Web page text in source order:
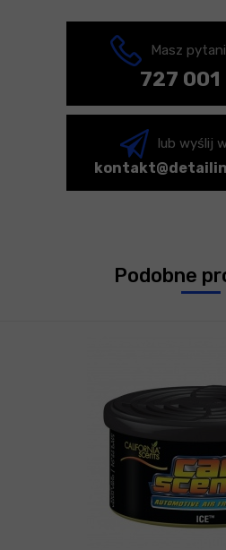
Masz
727 001
lub wyślij
Podobne